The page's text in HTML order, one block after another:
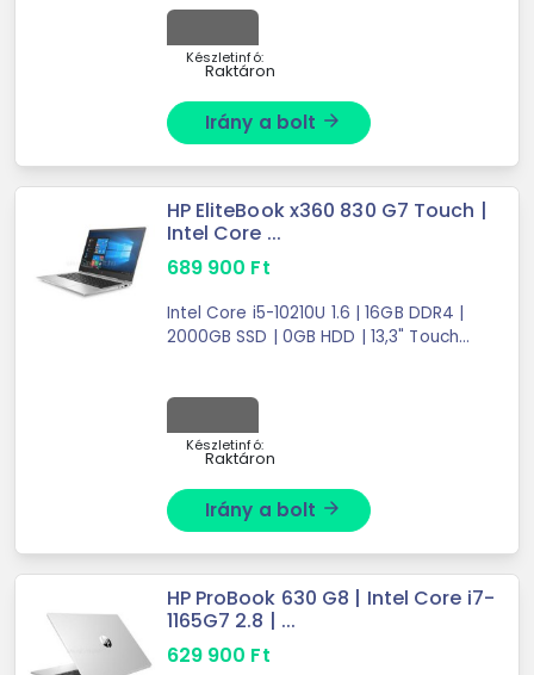
Készletinfó:
Raktáron
Irány a bolt arrow_forward
HP EliteBook x360 830 G7 Touch |
Intel Core ...
689 900 Ft
Intel Core i5-10210U 1.6 | 16GB DDR4 |
2000GB SSD | 0GB HDD | 13,3" Touch |
Készletinfó:
Raktáron
Irány a bolt arrow_forward
HP ProBook 630 G8 | Intel Core i7-
1165G7 2.8 | ...
629 900 Ft